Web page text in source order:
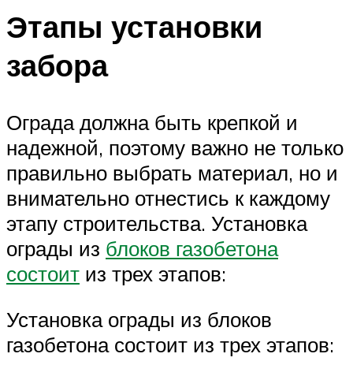
Этапы установки
забора
Ограда должна быть крепкой и
надежной, поэтому важно не только
правильно выбрать материал, но и
внимательно отнестись к каждому
этапу строительства. Установка
ограды из блоков газобетона
состоит из трех этапов:
Установка ограды из блоков
газобетона состоит из трех этапов: